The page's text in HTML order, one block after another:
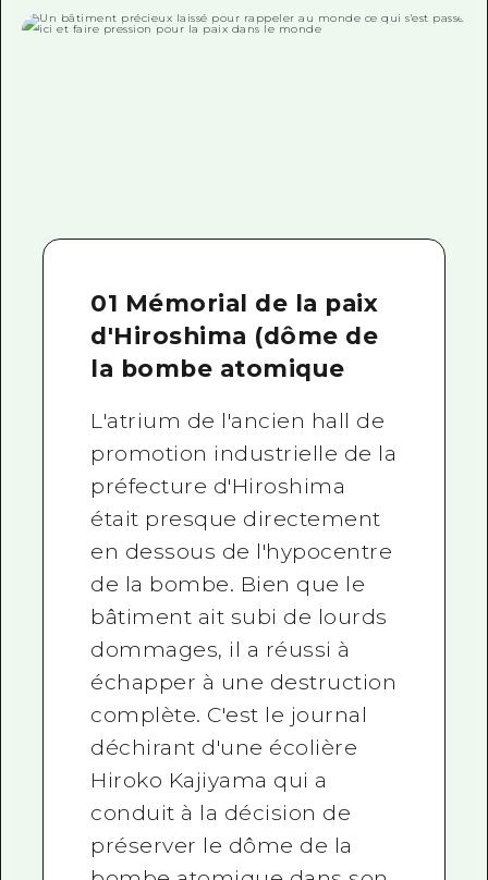
01 Mémorial de la paix
d'Hiroshima (dôme de
la bombe atomique
L'atrium de l'ancien hall de
promotion industrielle de la
préfecture d'Hiroshima
était presque directement
en dessous de l'hypocentre
de la bombe. Bien que le
bâtiment ait subi de lourds
dommages, il a réussi à
échapper à une destruction
complète. C'est le journal
déchirant d'une écolière
Hiroko Kajiyama qui a
conduit à la décision de
préserver le dôme de la